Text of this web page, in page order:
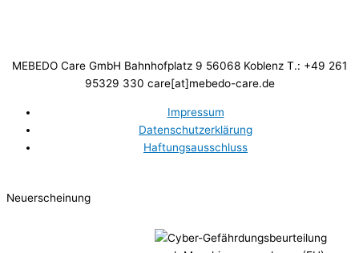
MEBEDO Care GmbH Bahnhofplatz 9 56068 Koblenz T.: +49 261
95329 330 care[at]mebedo-care.de
Impressum
Datenschutzerklärung
Haftungsausschluss
Neuerscheinung